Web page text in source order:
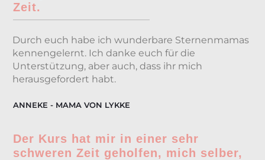
Zeit.
Durch euch habe ich wunderbare Sternenmamas
kennengelernt. Ich danke euch für die
Unterstützung, aber auch, dass ihr mich
herausgefordert habt.
ANNEKE - MAMA VON LYKKE
Der Kurs hat mir in einer sehr
schweren Zeit geholfen, mich selber,